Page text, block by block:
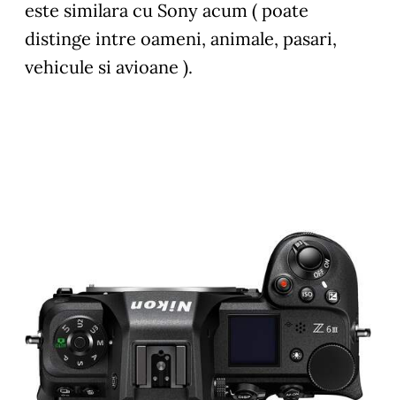
este similara cu Sony acum ( poate
distinge intre oameni, animale, pasari,
vehicule si avioane ).